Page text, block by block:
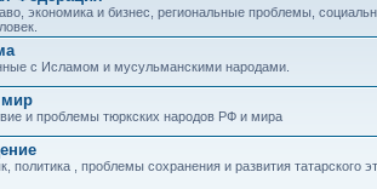
экономика и бизнес, региональные проблемы,
с Исламом и мусульманскими народами.
и проблемы тюркских народов РФ и мира
политика , проблемы сохранения и развития татарского